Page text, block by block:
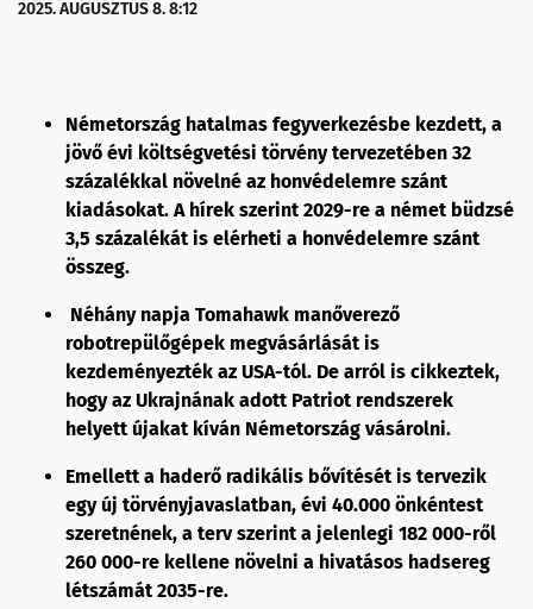
2025. AUGUSZTUS 8. 8:12
Németország hatalmas fegyverkezésbe kezdett, a
jövő évi költségvetési törvény tervezetében 32
százalékkal növelné az honvédelemre szánt
kiadásokat. A hírek szerint 2029-re a német büdzsé
3,5 százalékát is elérheti a honvédelemre szánt
összeg.
Néhány napja Tomahawk manőverező
robotrepülőgépek megvásárlását is
kezdeményezték az USA-tól. De arról is cikkeztek,
hogy az Ukrajnának adott Patriot rendszerek
helyett újakat kíván Németország vásárolni.
Emellett a haderő radikális bővítését is tervezik
egy új törvényjavaslatban, évi 40.000 önkéntest
szeretnének, a terv szerint a jelenlegi 182 000-ről
260 000-re kellene növelni a hivatásos hadsereg
létszámát 2035-re.